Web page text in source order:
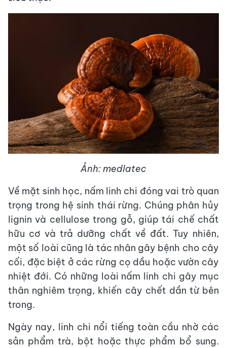
Ảnh: medlatec
Về mặt sinh học, nấm linh chi đóng vai trò quan
trọng trong hệ sinh thái rừng. Chúng phân hủy
lignin và cellulose trong gỗ, giúp tái chế chất
hữu cơ và trả dưỡng chất về đất. Tuy nhiên,
một số loài cũng là tác nhân gây bệnh cho cây
cối, đặc biệt ở các rừng cọ dầu hoặc vườn cây
nhiệt đới. Có những loài nấm linh chi gây mục
thân nghiêm trọng, khiến cây chết dần từ bên
trong.
Ngày nay, linh chi nổi tiếng toàn cầu nhờ các
sản phẩm trà, bột hoặc thực phẩm bổ sung.